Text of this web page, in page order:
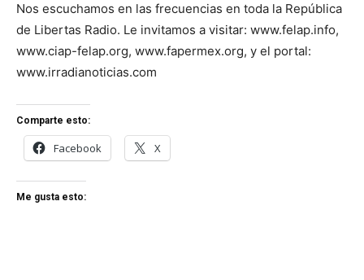
Nos escuchamos en las frecuencias en toda la República
de Libertas Radio. Le invitamos a visitar: www.felap.info,
www.ciap-felap.org, www.fapermex.org, y el portal:
www.irradianoticias.com
Comparte esto:
Facebook X
Me gusta esto: